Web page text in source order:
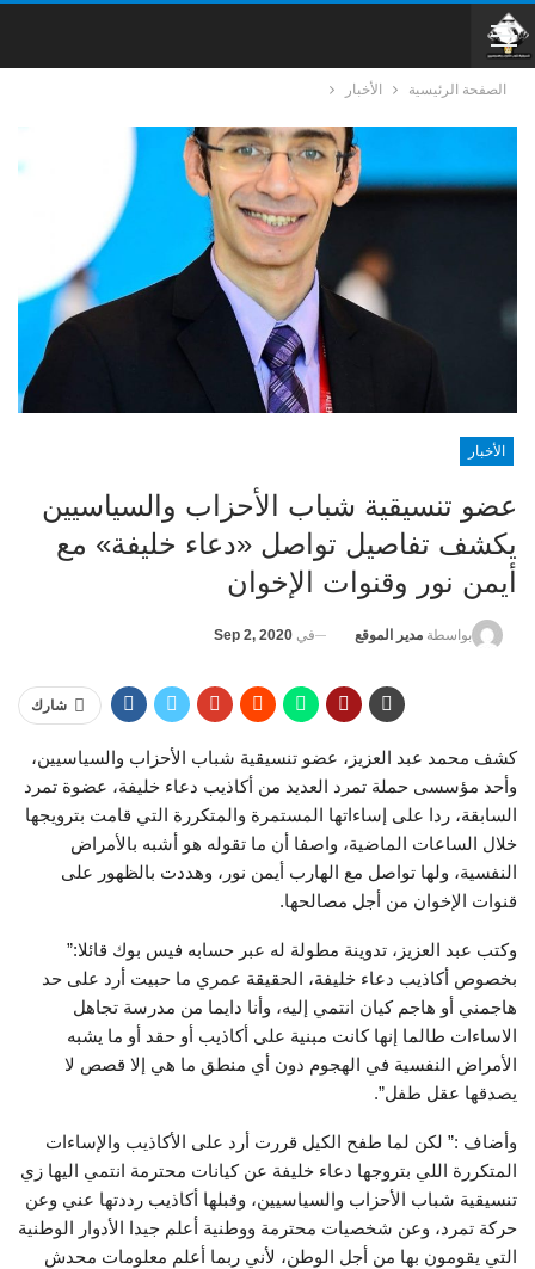
الصفحة الرئيسية الأخبار
الأخبار
عضو تنسيقية شباب الأحزاب والسياسيين
يكشف تفاصيل تواصل «دعاء خليفة» مع
أيمن نور وقنوات الإخوان
بواسطة مدير الموقع في Sep 2, 2020
شارك
كشف محمد عبد العزيز، عضو تنسيقية شباب الأحزاب والسياسيين،
وأحد مؤسسى حملة تمرد العديد من أكاذيب دعاء خليفة، عضوة تمرد
السابقة، ردا على إساءاتها المستمرة والمتكررة التي قامت بترويجها
خلال الساعات الماضية، واصفا أن ما تقوله هو أشبه بالأمراض
النفسية، ولها تواصل مع الهارب أيمن نور، وهددت بالظهور على
قنوات الإخوان من أجل مصالحها.
وكتب عبد العزيز، تدوينة مطولة له عبر حسابه فيس بوك قائلا:”
بخصوص أكاذيب دعاء خليفة، الحقيقة عمري ما حبيت أرد على حد
هاجمني أو هاجم كيان انتمي إليه، وأنا دايما من مدرسة تجاهل
الاساءات طالما إنها كانت مبنية على أكاذيب أو حقد أو ما يشبه
الأمراض النفسية في الهجوم دون أي منطق ما هي إلا قصص لا
يصدقها عقل طفل”.
وأضاف :” لكن لما طفح الكيل قررت أرد على الأكاذيب والإساءات
المتكررة اللي بتروجها دعاء خليفة عن كيانات محترمة انتمي اليها زي
تنسيقية شباب الأحزاب والسياسيين، وقبلها أكاذيب رددتها عني وعن
حركة تمرد، وعن شخصيات محترمة ووطنية أعلم جيدا الأدوار الوطنية
التي يقومون بها من أجل الوطن، لأني ربما أعلم معلومات محدش